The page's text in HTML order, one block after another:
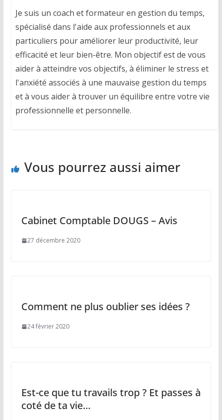
Je suis un coach et formateur en gestion du temps,
spécialisé dans l'aide aux professionnels et aux
particuliers pour améliorer leur productivité, leur
efficacité et leur bien-être. Mon objectif est de vous
aider à atteindre vos objectifs, à éliminer le stress et
l'anxiété associés à une mauvaise gestion du temps
et à vous aider à trouver un équilibre entre votre vie
professionnelle et personnelle.
Vous pourrez aussi aimer
Cabinet Comptable DOUGS – Avis
27 décembre 2020
Comment ne plus oublier ses idées ?
24 février 2020
Est-ce que tu travails trop ? Et passes à
coté de ta vie…